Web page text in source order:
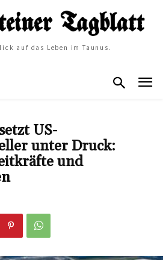
auf das Leben im Taunus.
US-
unter Druck:
und